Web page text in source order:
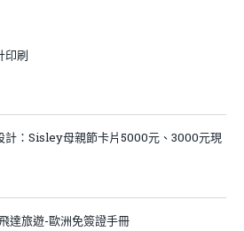
印刷
計：Sisley母親節卡片5000元、3000元現
達旅遊-歐洲免簽證手冊